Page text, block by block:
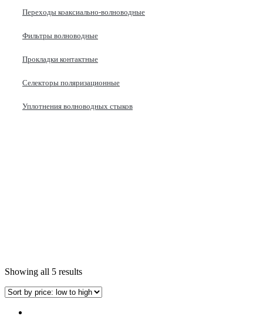
Переходы коаксиально-волноводные
Фильтры волноводные
Прокладки контактные
Селекторы поляризационные
Уплотнения волноводных стыков
Showing all 5 results